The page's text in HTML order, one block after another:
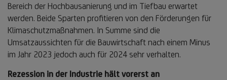
Bereich der Hochbausanierung und im Tiefbau erwartet
werden. Beide Sparten profitieren von den Förderungen für
Klimaschutzmaßnahmen. In Summe sind die
Umsatzaussichten für die Bauwirtschaft nach einem Minus
im Jahr 2023 jedoch auch für 2024 sehr verhalten.
Rezession in der Industrie hält vorerst an